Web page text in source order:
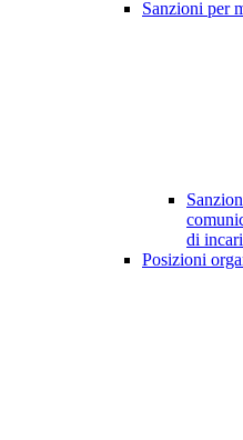
Sanzioni per
di
Posizioni